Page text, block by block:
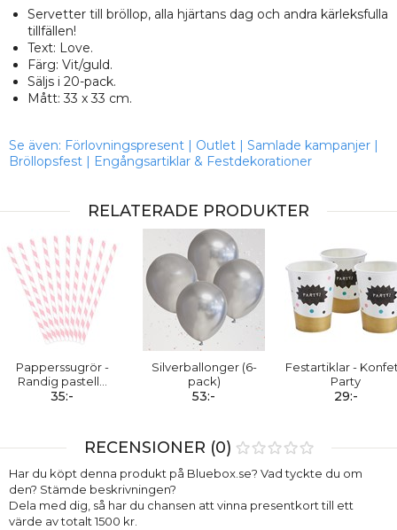
Servetter till bröllop, alla hjärtans dag och andra kärleksfulla
tillfällen!
Text: Love.
Färg: Vit/guld.
Säljs i 20-pack.
Mått: 33 x 33 cm.
Se även: Förlovningspresent | Outlet | Samlade kampanjer |
Bröllopsfest | Engångsartiklar & Festdekorationer
RELATERADE PRODUKTER
Papperssugrör -
Randig pastell
35:-
Silverballonger (6-
pack)
53:-
Festartiklar -
Party
29:-
RECENSIONER (0)
Har du köpt denna produkt på Bluebox.se? Vad tyckte du om
den? Stämde beskrivningen?
Dela med dig, så har du chansen att vinna presentkort till ett
värde av totalt 1500 kr.